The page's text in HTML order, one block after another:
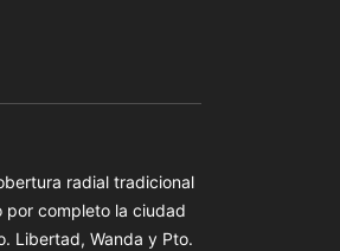
radial tradicional
completo la ciudad
Libertad, Wanda y Pto.